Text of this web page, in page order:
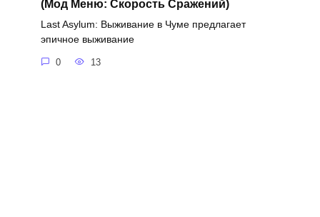
(Мод Меню: Скорость Сражений)
Last Asylum: Выживание в Чуме предлагает
эпичное выживание
0 13